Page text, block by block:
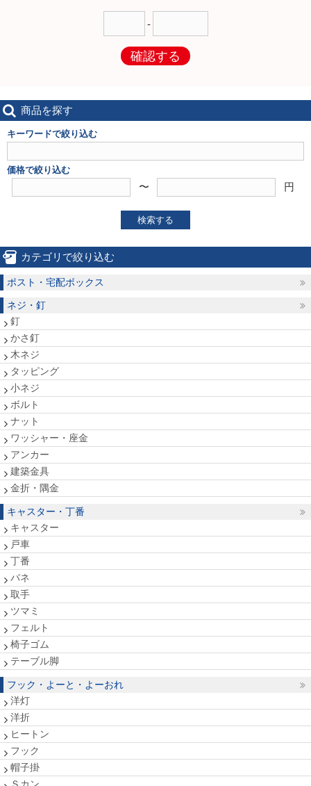
-
確認する
商品を探す
キーワードで絞り込む
価格で絞り込む
〜 円
検索する
カテゴリで絞り込む
ポスト・宅配ボックス
ネジ・釘
釘
かさ釘
木ネジ
タッピング
小ネジ
ボルト
ナット
ワッシャー・座金
アンカー
建築金具
金折・隅金
キャスター・丁番
キャスター
戸車
丁番
バネ
取手
ツマミ
フェルト
椅子ゴム
テーブル脚
フック・よーと・よーおれ
洋灯
洋折
ヒートン
フック
帽子掛